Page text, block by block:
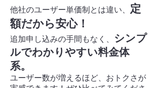
他社のユーザー単価制とは違い、 定
額だから安心！
追加申し込みの手間もなく、
シンプ
ルでわかりやすい料金体
系。
ユーザー数が増えるほど、おトクさが